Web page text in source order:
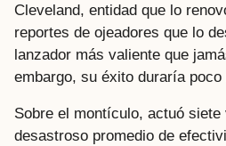
Cleveland, entidad que lo
reportes de ojeadores que lo
lanzador más valiente que
embargo, su éxito duraría poco
Sobre el montículo, actuó
desastroso promedio de